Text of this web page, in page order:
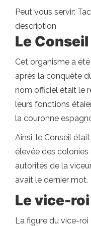
Peut vous servir:
description
Le
Cet organisme a
après la conquête
nom officiel était le
leurs fonctions
la couronne
Ainsi, le Conseil
élevée des
autorités de la
avait le dernier mot.
Le vice-roi
La figure du vice-